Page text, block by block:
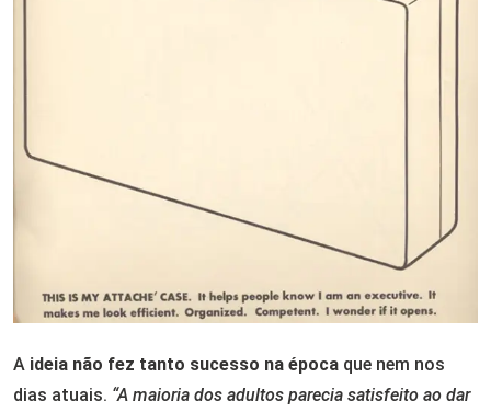
A ideia não fez tanto sucesso na época que nem nos
dias atuais. “A maioria dos adultos parecia satisfeito ao dar